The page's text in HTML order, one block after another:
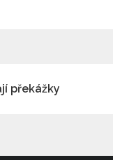
překážky